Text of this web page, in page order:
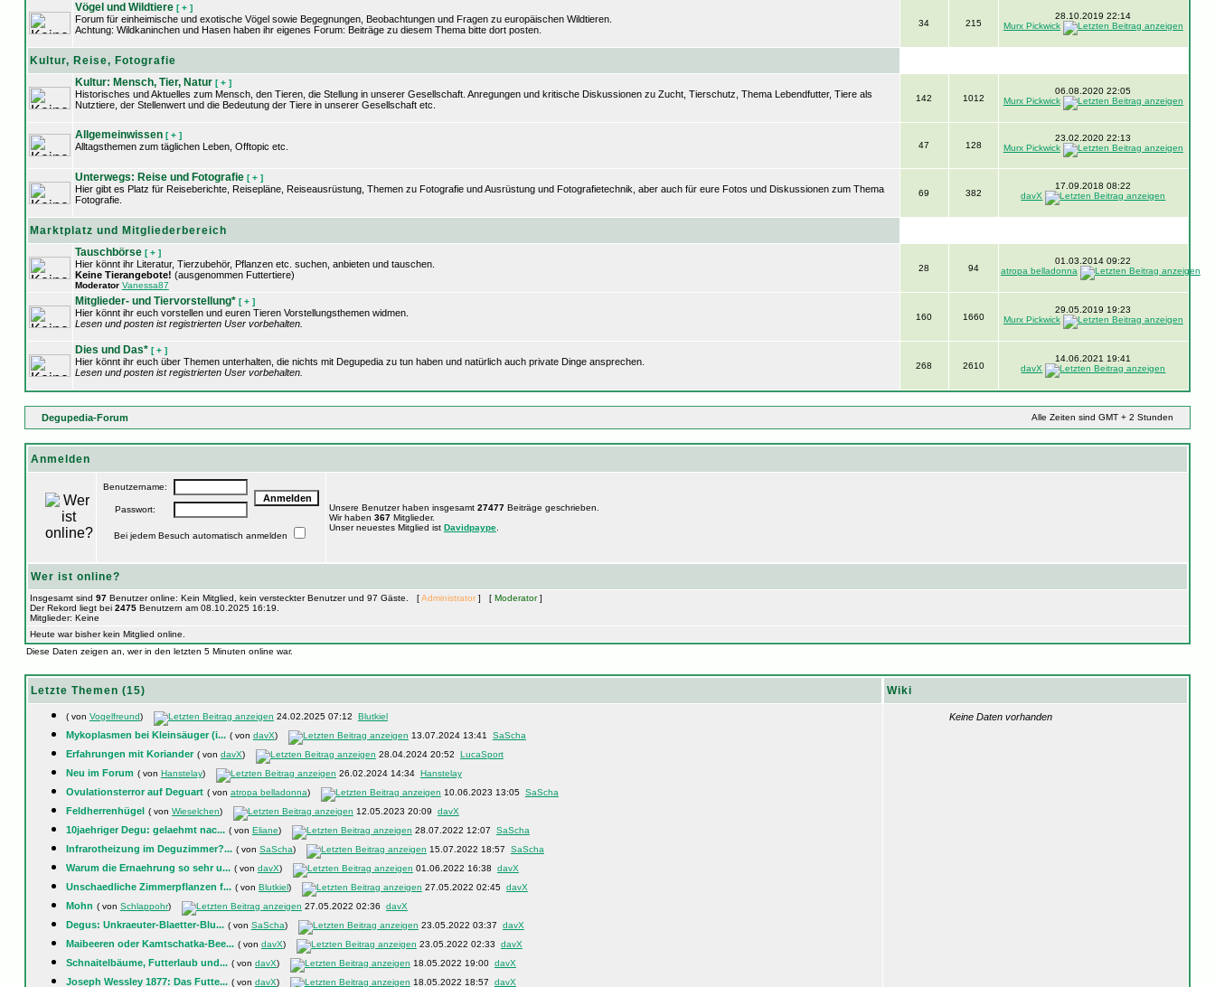
Vögel und Wildtiere [ + ]
Forum für einheimische und exotische Vögel sowie Begegnungen, Beobachtungen und Fragen zu europäischen Wildtieren.
Achtung: Wildkaninchen und Hasen haben ihr eigenes Forum: Beiträge zu diesem Thema bitte dort posten.
34 215
28.10.2019 22:14
Murx Pickwick
Kultur, Reise, Fotografie
Kultur: Mensch, Tier, Natur [ + ]
Historisches und Aktuelles zum Mensch, den Tieren, die Stellung in unserer Gesellschaft. Anregungen und kritische Diskussionen zu Zucht, Tierschutz, Thema Lebendfutter, Tiere als
Nutztiere, der Stellenwert und die Bedeutung der Tiere in unserer Gesellschaft etc.
142 1012
06.08.2020 22:05
Murx Pickwick
Allgemeinwissen [ + ]
Alltagsthemen zum täglichen Leben, Offtopic etc. 47 128
23.02.2020 22:13
Murx Pickwick
Unterwegs: Reise und Fotografie [ + ]
Hier gibt es Platz für Reiseberichte, Reisepläne, Reiseausrüstung, Themen zu Fotografie und Ausrüstung und Fotografietechnik, aber auch für eure Fotos und Diskussionen zum Thema
Fotografie.
69 382
17.09.2018 08:22
davX
Marktplatz und Mitgliederbereich
Tauschbörse [ + ]
Hier könnt ihr Literatur, Tierzubehör, Pflanzen etc. suchen, anbieten und tauschen.
Keine Tierangebote! (ausgenommen Futtertiere)
Moderator Vanessa87
28 94
01.03.2014 09:22
atropa belladonna
Mitglieder- und Tiervorstellung* [ + ]
Hier könnt ihr euch vorstellen und euren Tieren Vorstellungsthemen widmen.
Lesen und posten ist registrierten User vorbehalten.
160 1660
29.05.2019 19:23
Murx Pickwick
Dies und Das* [ + ]
Hier könnt ihr euch über Themen unterhalten, die nichts mit Degupedia zu tun haben und natürlich auch private Dinge ansprechen.
Lesen und posten ist registrierten User vorbehalten.
268 2610
14.06.2021 19:41
davX
Degupedia-Forum Alle Zeiten sind GMT + 2 Stunden
Anmelden
Benutzername:
Passwort:
Bei jedem Besuch automatisch anmelden
Unsere Benutzer haben insgesamt 27477Beiträge geschrieben.
Wir haben 367Mitglieder.
Unser neuestes Mitglied ist Davidpaype.
Wer ist online?
Insgesamt sind 97Benutzer online: Kein Mitglied, kein versteckter Benutzer und 97 Gäste. [Administrator] [ Moderator]
Der Rekord liegt bei 2475Benutzern am 08.10.2025 16:19.
Mitglieder: Keine
Heute war bisher kein Mitglied online.
Diese Daten zeigen an, wer in den letzten 5 Minuten online war.
Letzte Themen (15) Wiki
( von Vogelfreund) 24.02.2025 07:12 Blutkiel
Mykoplasmen bei Kleinsäuger (i... ( von davX) 13.07.2024 13:41 SaScha
Erfahrungen mit Koriander ( von davX) 28.04.2024 20:52 LucaSport
Neu im Forum ( von Hanstelay) 26.02.2024 14:34 Hanstelay
Ovulationsterror auf Deguart ( von atropa belladonna) 10.06.2023 13:05 SaScha
Feldherrenhügel ( von Wieselchen) 12.05.2023 20:09 davX
10jaehriger Degu: gelaehmt nac... ( von Eliane) 28.07.2022 12:07 SaScha
Infrarotheizung im Deguzimmer?... ( von SaScha) 15.07.2022 18:57 SaScha
Warum die Ernaehrung so sehr u... ( von davX) 01.06.2022 16:38 davX
Unschaedliche Zimmerpflanzen f... ( von Blutkiel) 27.05.2022 02:45 davX
Mohn ( von Schlappohr) 27.05.2022 02:36 davX
Degus: Unkraeuter-Blaetter-Blu... ( von SaScha) 23.05.2022 03:37 davX
Maibeeren oder Kamtschatka-Bee... ( von davX) 23.05.2022 02:33 davX
Schnaitelbäume, Futterlaub und... ( von davX) 18.05.2022 19:00 davX
Joseph Wessley 1877: Das Futte... ( von davX) 18.05.2022 18:57 davX
Keine Daten vorhanden